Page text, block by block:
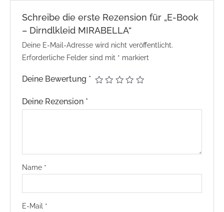
Schreibe die erste Rezension für „E-Book
– Dirndlkleid MIRABELLA“
Deine E-Mail-Adresse wird nicht veröffentlicht.
Erforderliche Felder sind mit * markiert
Deine Bewertung *
Deine Rezension *
Name *
E-Mail *